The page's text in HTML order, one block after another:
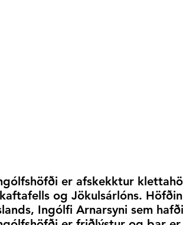
er afskekktur
og Jökulsárlóns.
Ingólfi Arnarsyni sem